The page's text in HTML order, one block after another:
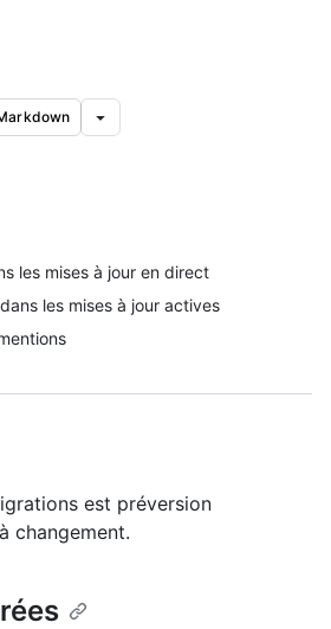
les mises à jour en direct
les mises à jour actives
est préversion
changement.